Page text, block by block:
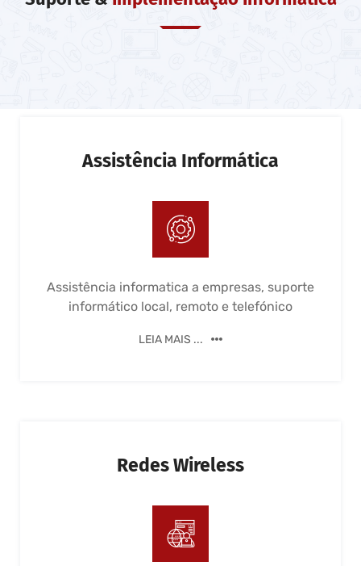
Assistência Informática
Assistência informatica a empresas, suporte
informático local, remoto e telefónico
LEIA MAIS ...
Redes Wireless